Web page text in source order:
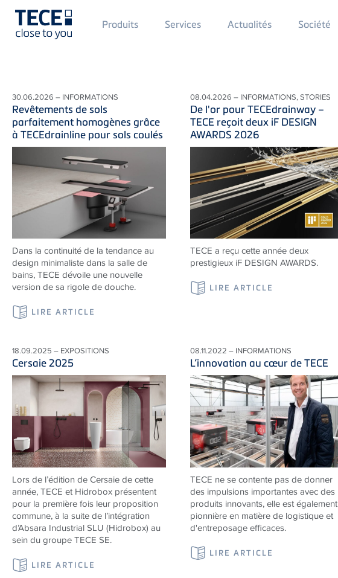
Main
Menü
Produits Services Actualités Main
Menu
Société
30.06.2026 – INFORMATIONS
Revêtements de sols
parfaitement homogènes grâce
à TECEdrainline pour sols coulés
Dans la continuité de la tendance au
design minimaliste dans la salle de
bains, TECE dévoile une nouvelle
version de sa rigole de douche.
LIRE ARTICLE
08.04.2026 – INFORMATIONS, STORIES
De l'or pour TECEdrainway –
TECE reçoit deux iF DESIGN
AWARDS 2026
TECE a reçu cette année deux
prestigieux iF DESIGN AWARDS.
LIRE ARTICLE
18.09.2025 – EXPOSITIONS
Cersaie 2025
Lors de l’édition de Cersaie de cette
année, TECE et Hidrobox présentent
pour la première fois leur proposition
commune, à la suite de l’intégration
d’Absara Industrial SLU (Hidrobox) au
sein du groupe TECE SE.
LIRE ARTICLE
08.11.2022 – INFORMATIONS
L’innovation au cœur de TECE
TECE ne se contente pas de donner
des impulsions importantes avec des
produits innovants, elle est également
pionnière en matière de logistique et
d'entreposage efficaces.
LIRE ARTICLE